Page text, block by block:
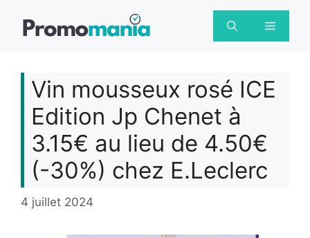
Menu
Vin mousseux rosé ICE
Edition Jp Chenet à
3.15€ au lieu de 4.50€
(-30%) chez E.Leclerc
4 juillet 2024